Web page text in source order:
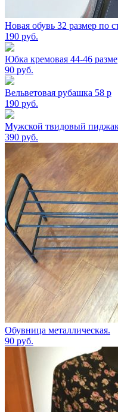
Новая обувь 32 размер по
190 руб.
Юбка кремовая 44-46
90 руб.
Вельветовая рубашка 58 р
190 руб.
Мужской твидовый
390 руб.
Обувница металлическая.
90 руб.